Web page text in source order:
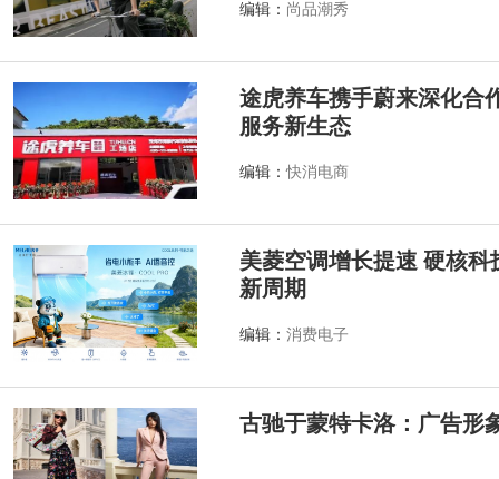
编辑： 尚品潮秀
途虎养车携手蔚来深化合
服务新生态
编辑：快消电商
美菱空调增长提速 硬核
新周期
编辑： 消费电子
古驰于蒙特卡洛：广告形